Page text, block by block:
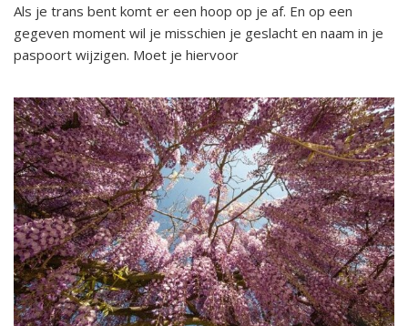
Als je trans bent komt er een hoop op je af. En op een
gegeven moment wil je misschien je geslacht en naam in je
paspoort wijzigen. Moet je hiervoor